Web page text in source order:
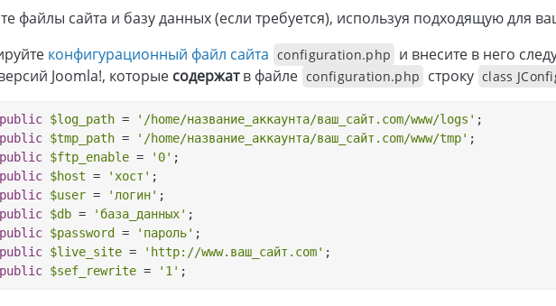
файлы сайта и базу данных (если требуется), используя подходящую для
конфигурационный файл сайта configuration.php и внесите в него
Joomla!, которые содержатв файле configuration.php строку class
public $log_path = '/home/название_аккаунта/ваш_сайт.com/www/logs' ;
public $tmp_path = '/home/название_аккаунта/ваш_сайт.com/www/tmp' ;
public $ftp_enable = '0' ;
public $host = 'хост' ;
public $user = 'логин' ;
public $db = 'база_данных' ;
public $password = 'пароль' ;
public $live_site = 'http://www.ваш_сайт.com' ;
public $sef_rewrite = '1' ;